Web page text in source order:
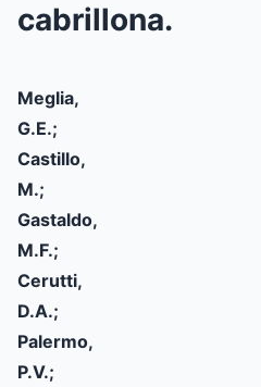
cabrillona.
Meglia,
G.E.;
Castillo,
M.;
Gastaldo,
M.F.;
Cerutti,
D.A.;
Palermo,
P.V.;